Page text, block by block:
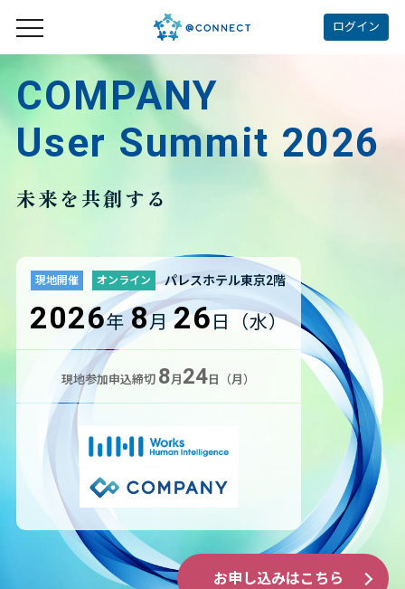
ログイン
COMPANY
User Summit 2026
未来を共創する
現地開催 オンライン パレスホテル東京2階
2026年8月26日（水）
現地参加申込締切 8月 24 日（月）
お申し込みはこちら